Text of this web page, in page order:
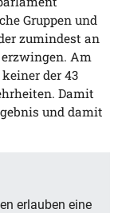
Gruppen und
zumindest an
Am
der 43
Damit
und damit
erlauben eine